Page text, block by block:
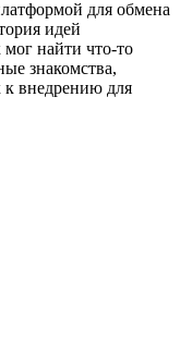
для обмена
идей
мог найти что-то
знакомства,
внедрению для